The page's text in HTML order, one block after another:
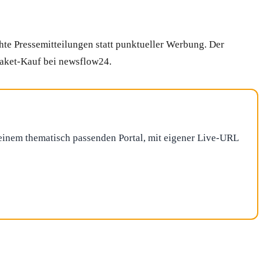
Pressemitteilungen statt punktueller Werbung. Der
Kauf bei newsflow24.
thematisch passenden Portal, mit eigener Live-URL